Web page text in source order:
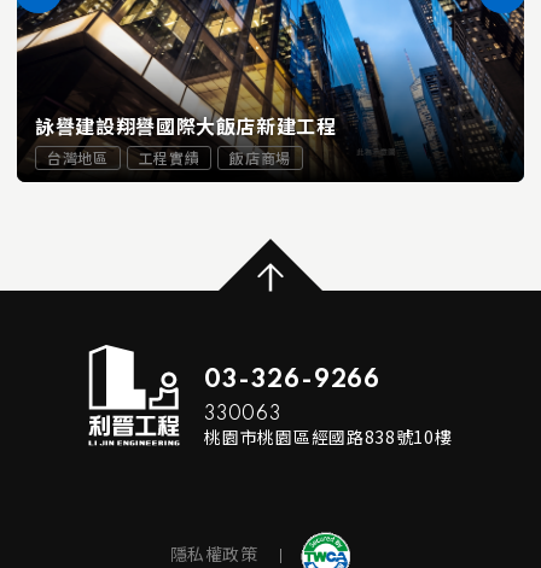
詠譽建設翔譽國際大飯店新建工程
台灣地區 工程實績 飯店商場
03-326-9266
330063
桃園市桃園區經國路838號10樓
隱私權政策